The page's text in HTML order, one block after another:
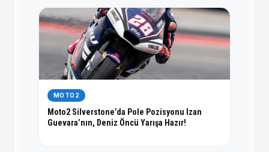
MOTO2
Moto2 Silverstone’da Pole Pozisyonu Izan
Guevara’nın, Deniz Öncü Yarışa Hazır!